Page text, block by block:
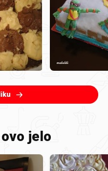
jelo